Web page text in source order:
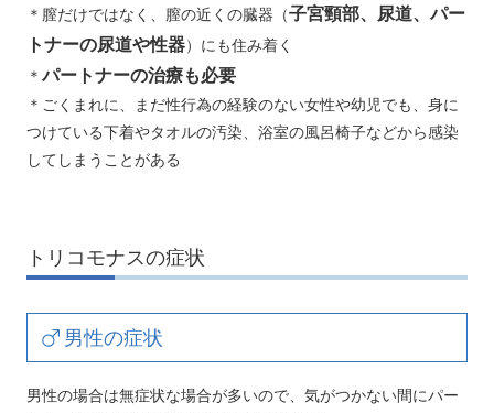
＊膣だけではなく、膣の近くの臓器（子宮頸部、尿道、パー
トナーの尿道や性器）にも住み着く
＊パートナーの治療も必要
＊ごくまれに、まだ性行為の経験のない女性や幼児でも、身に
つけている下着やタオルの汚染、浴室の風呂椅子などから感染
してしまうことがある
トリコモナスの症状
男性の症状
男性の場合は無症状な場合が多いので、気がつかない間にパー